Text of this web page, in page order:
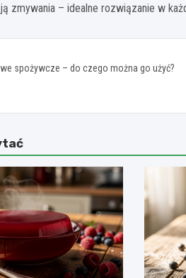
zmywania – idealne rozwiązanie w
spożywcze – do czego można go użyć?